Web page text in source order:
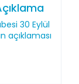
30 Eylül
açıklaması